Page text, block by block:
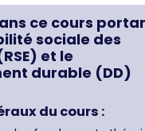
ce cours
sociale des
et le
durable (DD)
du cours :